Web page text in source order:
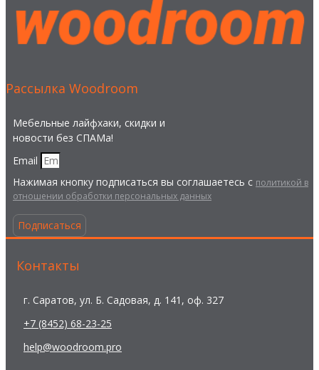
Рассылка Woodroom
Мебельные лайфхаки, скидки и
новости без СПАМа!
Email
Нажимая кнопку подписаться вы соглашаетесь с политикой в
отношении обработки персональных данных
Подписаться
Контакты
г. Саратов, ул. Б. Садовая, д. 141, оф. 327
+7 (8452) 68-23-25
help@woodroom.pro